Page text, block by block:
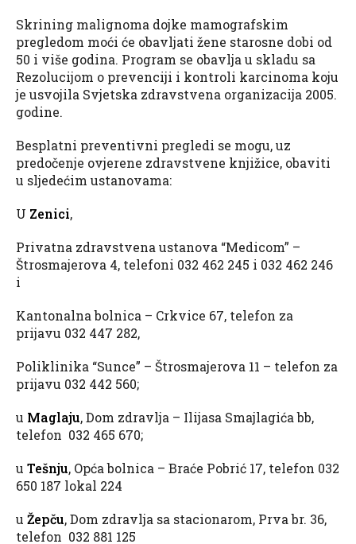
Skrining malignoma dojke mamografskim
pregledom moći će obavljati žene starosne dobi od
50 i više godina. Program se obavlja u skladu sa
Rezolucijom o prevenciji i kontroli karcinoma koju
je usvojila Svjetska zdravstvena organizacija 2005.
godine.
Besplatni preventivni pregledi se mogu, uz
predočenje ovjerene zdravstvene knjižice, obaviti
u sljedećim ustanovama:
U Zenici,
Privatna zdravstvena ustanova “Medicom” –
Štrosmajerova 4, telefoni 032 462 245 i 032 462 246
i
Kantonalna bolnica – Crkvice 67, telefon za
prijavu 032 447 282,
Poliklinika “Sunce” – Štrosmajerova 11 – telefon za
prijavu 032 442 560;
u Maglaju, Dom zdravlja – Ilijasa Smajlagića bb,
telefon 032 465 670;
u Tešnju, Opća bolnica – Braće Pobrić 17, telefon 032
650 187 lokal 224
u Žepču, Dom zdravlja sa stacionarom, Prva br. 36,
telefon 032 881 125